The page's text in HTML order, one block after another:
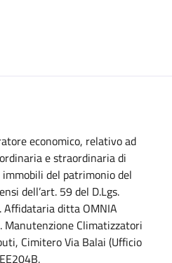
economico, relativo ad
e straordinaria di
del patrimonio del
dell’art. 59 del D.Lgs.
Affidataria ditta OMNIA
Manutenzione Climatizzatori
Cimitero Via Balai (Ufficio